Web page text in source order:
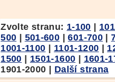
Zvolte stranu: 1-100 |
500 | 501-600 |601-700 |
1001-1100 | 1101-1200 |
1500 | 1501-1600 | 1601-
1901-2000 | Další strana